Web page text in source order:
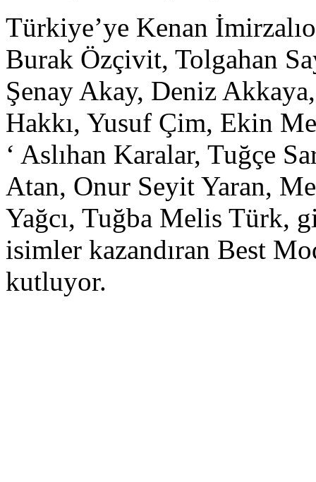
Türkiye’ye Kenan
Burak Özçivit, Tolgahan
Şenay Akay, Deniz
Hakkı, Yusuf Çim, Ekin
‘ Aslıhan Karalar, Tuğçe
Atan, Onur Seyit Yaran,
Yağcı, Tuğba Melis Türk,
isimler kazandıran Best
kutluyor.